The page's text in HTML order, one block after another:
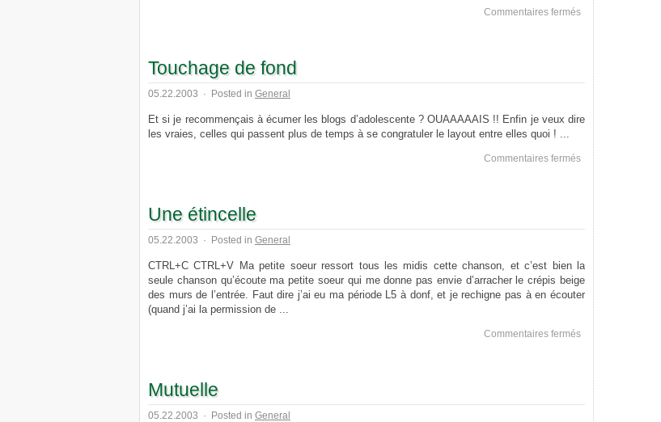
Commentaires ferméssur
!cite
Touchage de fond
05.22.2003 · Posted in General
Et si je recommençais à écumer les blogs d’adolescente ? OUAAAAAIS !! Enfin je veux dire
les vraies, celles qui passent plus de temps à se congratuler le layout entre elles quoi ! ...
Commentaires ferméssur
Touchage
fond
Une étincelle
05.22.2003 · Posted in General
CTRL+C CTRL+V Ma petite soeur ressort tous les midis cette chanson, et c’est bien la
seule chanson qu’écoute ma petite soeur qui me donne pas envie d’arracher le crépis beige
des murs de l’entrée. Faut dire j’ai eu ma période L5 à donf, et je rechigne pas à en écouter
(quand j’ai la permission de ...
Commentaires ferméssur
Une
étincelle
Mutuelle
05.22.2003 · Posted in General